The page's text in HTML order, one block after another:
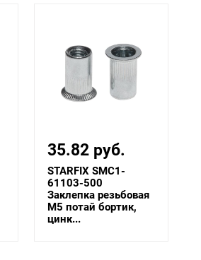
35.82 руб.
STARFIX SMC1-
61103-500
Заклепка резьбовая
М5 потай бортик,
цинк...